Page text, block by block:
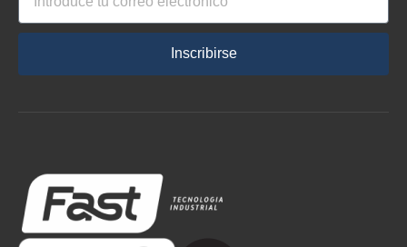
Inscribirse